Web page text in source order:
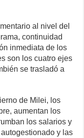
al nivel del
continuidad
inmediata de los
son los cuatro ejes
se trasladó a
de Milei, los
aumentan los
los salarios y
y las